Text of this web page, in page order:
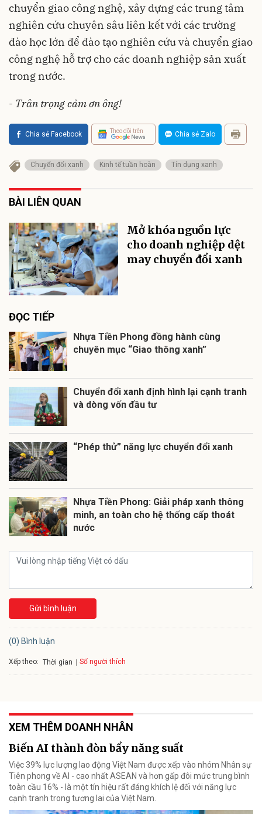
chuyển giao công nghệ, xây dựng các trung tâm
nghiên cứu chuyên sâu liên kết với các trường
đào học lớn để đào tạo nghiên cứu và chuyển giao
công nghệ hỗ trợ cho các doanh nghiệp sản xuất
trong nước.
- Trân trọng cảm ơn ông!
Chia sẻ Facebook Theo dõi trên Chia sẻ Zalo
Chuyển đổi xanh Kinh tế tuần hoàn Tín dụng xanh
BÀI LIÊN QUAN
Mở khóa nguồn lực
cho doanh nghiệp dệt
may chuyển đổi xanh
ĐỌC TIẾP
Nhựa Tiền Phong đồng hành cùng
chuyên mục “Giao thông xanh”
Chuyển đổi xanh định hình lại cạnh tranh
và dòng vốn đầu tư
“Phép thử” năng lực chuyển đổi xanh
Nhựa Tiền Phong: Giải pháp xanh thông
minh, an toàn cho hệ thống cấp thoát
nước
Gửi bình luận
(0) Bình luận
Xếp theo: Thời gian Số người thích
XEM THÊM DOANH NHÂN
Biến AI thành đòn bẩy năng suất
Việc 39% lực lượng lao động Việt Nam được xếp vào nhóm Nhân sự
Tiên phong về AI - cao nhất ASEAN và hơn gấp đôi mức trung bình
toàn cầu 16% - là một tín hiệu rất đáng khích lệ đối với năng lực
cạnh tranh trong tương lai của Việt Nam.